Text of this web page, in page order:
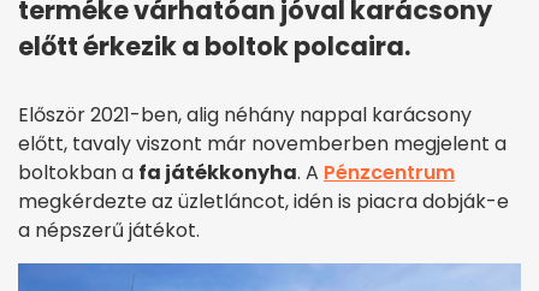
terméke várhatóan jóval karácsony
előtt érkezik a boltok polcaira.
Először 2021-ben, alig néhány nappal karácsony
előtt, tavaly viszont már novemberben megjelent a
boltokban a fa játékkonyha. A Pénzcentrum
megkérdezte az üzletláncot, idén is piacra dobják-e
a népszerű játékot.